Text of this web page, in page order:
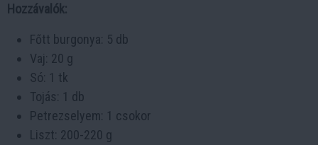
Hozzávalók:
Főtt burgonya: 5 db
Vaj: 20 g
Só: 1 tk
Tojás: 1 db
Petrezselyem: 1 csokor
Liszt: 200-220 g